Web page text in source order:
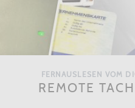
FERNAUSLESEN VOM
REMOTE